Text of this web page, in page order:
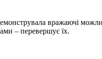
вражаючі
– перевершує їх.